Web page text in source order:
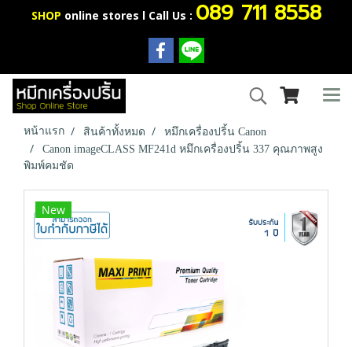
SHOP online stores l Call Us : 089 711 8558
หน้าแรก สินค้าทั้งหมด
หมึกเครื่องปริ้น Canon
Canon imageCLASS MF241d หมึกเครื่องปริ้น 337 คุณภาพสูง
พิมพ์คมชัด
New